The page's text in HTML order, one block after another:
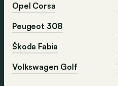
Opel Corsa
Peugeot 308
Škoda Fabia
Volkswagen Golf